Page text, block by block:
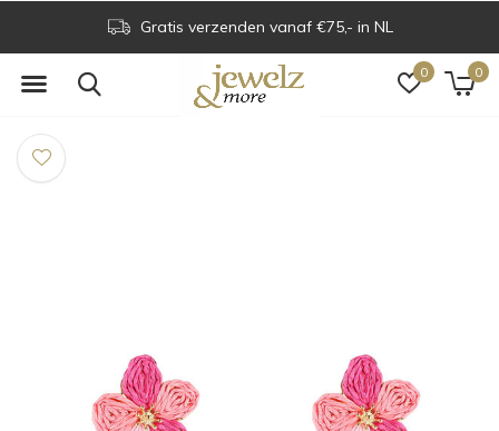
0 0
Gratis verzenden vanaf €75,- in NL